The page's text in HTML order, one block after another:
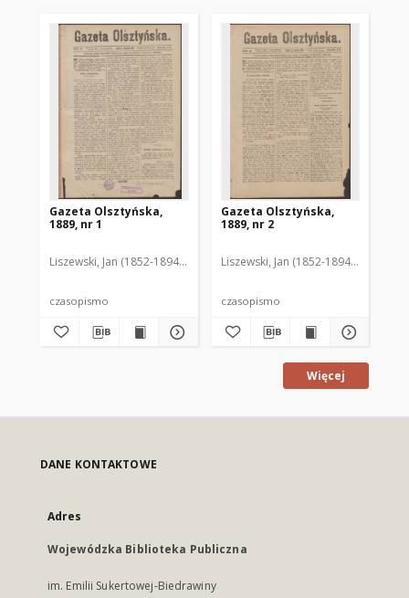
Gazeta Olsztyńska,
1889, nr 1
Liszewski, Jan (1852-1894). Red.
czasopismo
Gazeta Olsztyńska,
1889, nr 2
Liszewski, Jan (1852-1894). Red.
czasopismo
Więcej
DANE KONTAKTOWE
Adres
Wojewódzka Biblioteka Publiczna
im. Emilii Sukertowej-Biedrawiny